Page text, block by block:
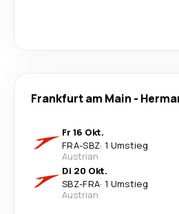
Frankfurt am Main -
Fr 16 Okt.
FRA-SBZ· 1 Umstieg
Austrian
Di 20 Okt.
SBZ-FRA· 1 Umstieg
Austrian